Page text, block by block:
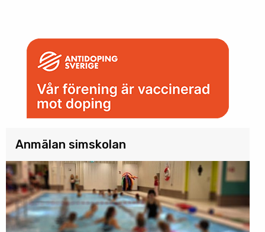
Anmälan simskolan